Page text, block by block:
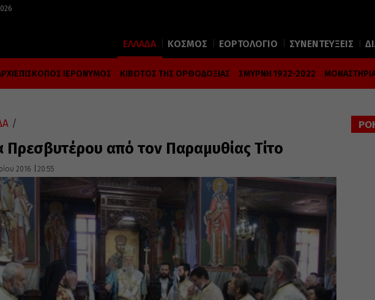
ΕΛΛΑΔΑ ΚΟΣΜΟΣ ΕΟΡΤΟΛΟΓΙΟ ΣΥΝΕΝΤΕΥΞΕΙΣ
ΙΕΡΩΝΥΜΟΣ ΚΙΒΩΤΟΣ ΤΗΣ ΟΡΘΟΔΟΞΙΑΣ ΣΜΥΡΝΗ 1922-2022
/
Πρεσβυτέρου από τον Παραμυθίας Τίτο
2016 20:55